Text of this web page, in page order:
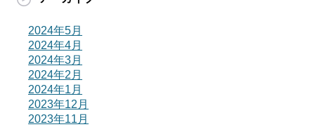
2024年5月
2024年4月
2024年3月
2024年2月
2024年1月
2023年12月
2023年11月